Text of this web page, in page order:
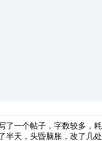
了一个帖子，字数较多，
半天，头昏脑胀，改了几